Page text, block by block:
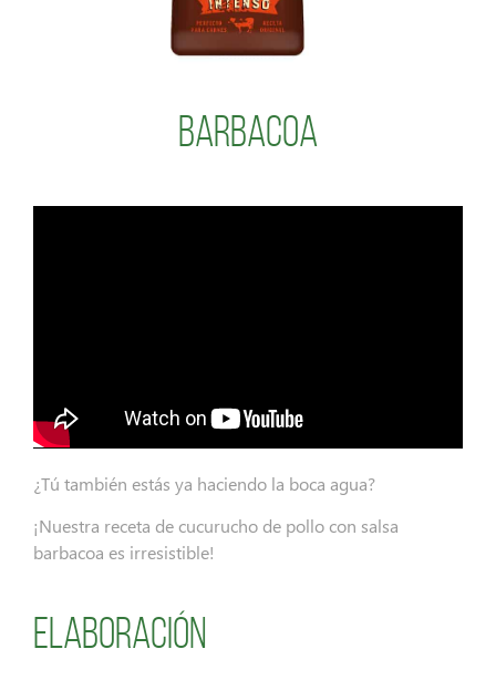
Barbacoa
¿Tú también estás ya haciendo la boca agua?
¡Nuestra receta de cucurucho de pollo con salsa
barbacoa es irresistible!
Elaboración